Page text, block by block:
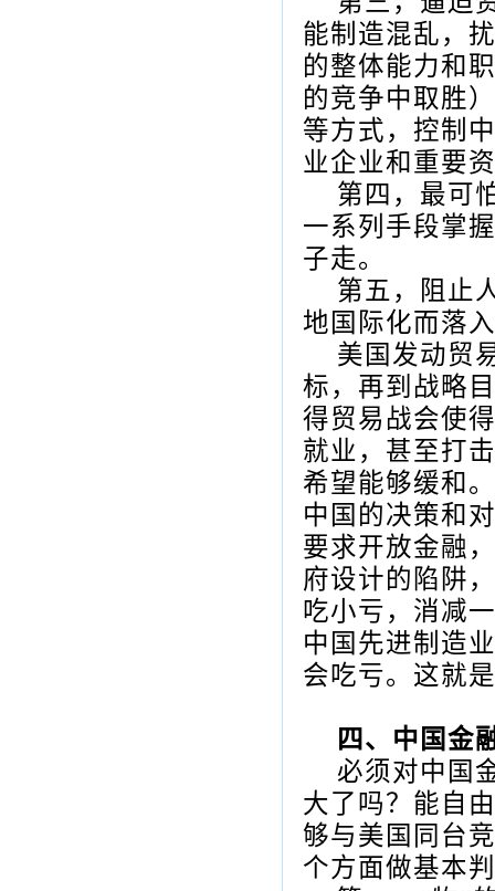
能制造混乱，
的整体能力和
的竞争中取胜
等方式，控制
业企业和重要
第四，最可
一系列手段掌
子走。
第五，阻止
地国际化而落
美国发动贸
标，再到战略
得贸易战会使
就业，甚至打
希望能够缓和
中国的决策和
要求开放金融
府设计的陷阱
吃小亏，消减
中国先进制造
会吃亏。这就
四、中国金
必须对中国
大了吗？能自
够与美国同台
个方面做基本